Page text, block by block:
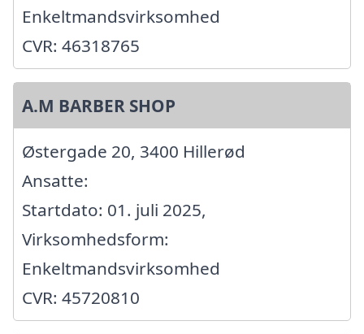
Enkeltmandsvirksomhed
CVR: 46318765
A.M BARBER SHOP
Østergade 20, 3400 Hillerød
Ansatte:
Startdato: 01. juli 2025,
Virksomhedsform:
Enkeltmandsvirksomhed
CVR: 45720810